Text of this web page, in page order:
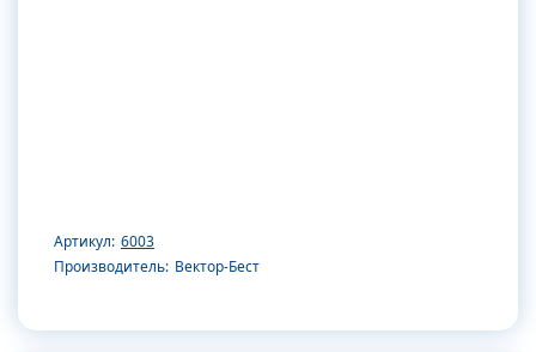
Артикул: 6003
Производитель: Вектор-Бест